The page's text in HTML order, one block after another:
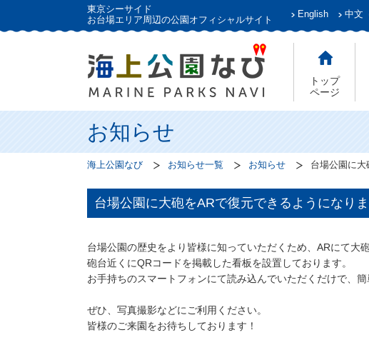
東京シーサイド
お台場エリア周辺の公園オフィシャルサイト
English 中文
トップ
ページ
お知らせ
海上公園なび お知らせ一覧 お知らせ 台場公園に大
台場公園に大砲をARで復元できるようになりま
台場公園の歴史をより皆様に知っていただくため、ARにて大
砲台近くにQRコードを掲載した看板を設置しております。
お手持ちのスマートフォンにて読み込んでいただくだけで、簡
ぜひ、写真撮影などにご利用ください。
皆様のご来園をお待ちしております！